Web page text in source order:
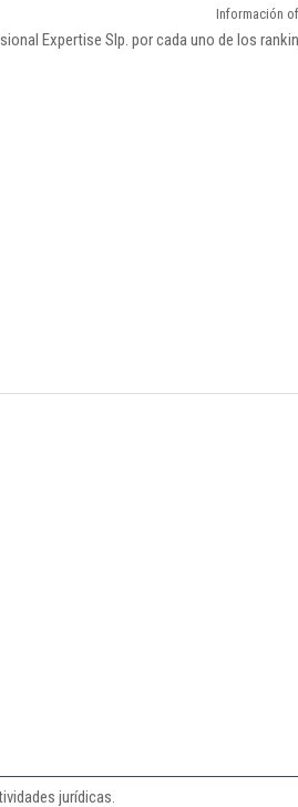
Información
Expertise Slp. por cada uno de los
jurídicas.